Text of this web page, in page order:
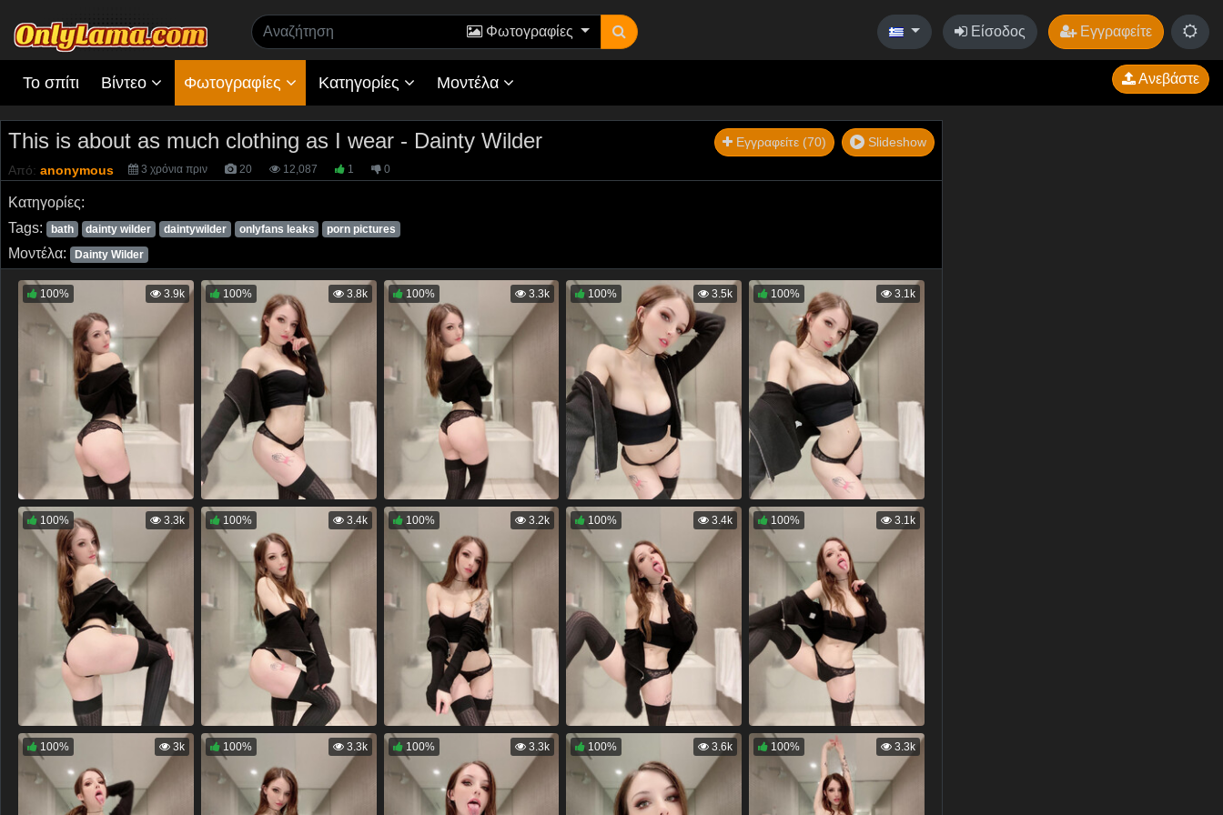
Φωτογραφίες Είσοδος Εγγραφείτε
Το σπίτι Βίντεο Φωτογραφίες Κατηγορίες Μοντέλα Ανεβάστε
This is about as much clothing as I wear - Dainty Wilder Εγγραφείτε (70)
Slideshow
Από: anonymous 3 χρόνια πριν 20 12,087 1 0
Κατηγορίες:
Tags:
bath dainty wilder daintywilder onlyfans leaks porn pictures
Μοντέλα: Dainty Wilder
100% 3.9k 100% 3.8k 100% 3.3k 100% 3.5k 100% 3.1k
100% 3.3k 100% 3.4k 100% 3.2k 100% 3.4k 100% 3.1k
100% 3k 100% 3.3k 100% 3.3k 100% 3.6k 100% 3.3k